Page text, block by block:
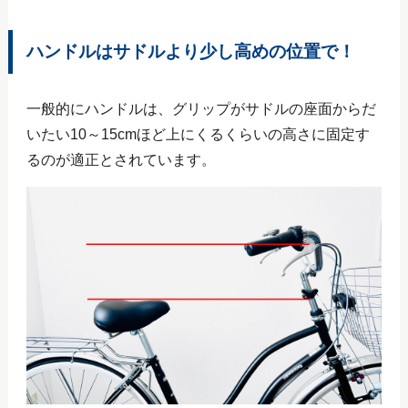
ハンドルはサドルより少し高めの位置で！
一般的にハンドルは、グリップがサドルの座面からだ
いたい10～15cmほど上にくるくらいの高さに固定す
るのが適正とされています。